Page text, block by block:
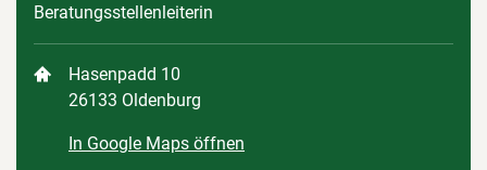
Beratungsstellenleiterin
Hasenpadd 10
26133 Oldenburg
In Google Maps öffnen